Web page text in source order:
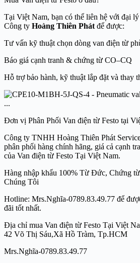
Tại Việt Nam, bạn có thể liên hệ với đại
Công ty Hoàng Thiên Phát để được:
Tư vấn kỹ thuật chọn dòng van điện từ
Báo giá cạnh tranh & chứng từ CO–CQ
Hỗ trợ bảo hành, kỹ thuật lắp đặt và thay
Đơn vị Phân Phối Van điện từ Festo tại
Công ty TNHH Hoàng Thiên Phát
phân phối hàng chính hãng, giá cả cạnh
của Van điện từ Festo Tại Việt Nam.
Hàng nhập khẩu 100% Từ Đức, Chứng
Chúng Tôi
Hotline: Mrs.Nghĩa-0789.83.49.77 để
đãi tốt nhất.
Địa chỉ mua Van điện từ Festo Tại Việt
42 Võ Thị Sáu,Xã Hồ Tràm, Tp.HCM
Mrs.Nghĩa-0789.83.49.77